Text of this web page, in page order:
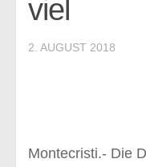
viel
2. AUGUST 2018
Montecristi.- Die